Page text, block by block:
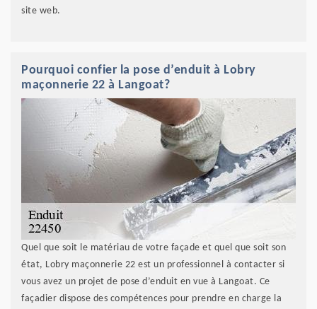
site web.
Pourquoi confier la pose d’enduit à Lobry
maçonnerie 22 à Langoat?
Quel que soit le matériau de votre façade et quel que soit son
état, Lobry maçonnerie 22 est un professionnel à contacter si
vous avez un projet de pose d’enduit en vue à Langoat. Ce
façadier dispose des compétences pour prendre en charge la